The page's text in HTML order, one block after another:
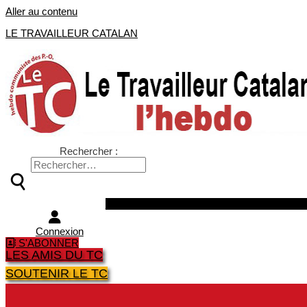
Aller au contenu
LE TRAVAILLEUR CATALAN
Rechercher :
Connexion
S'ABONNER
LES AMIS DU TC
SOUTENIR LE TC